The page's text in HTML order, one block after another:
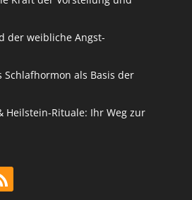
der weibliche Angst-
Schlafhormon als Basis der
Heilstein-Rituale: Ihr Weg zur